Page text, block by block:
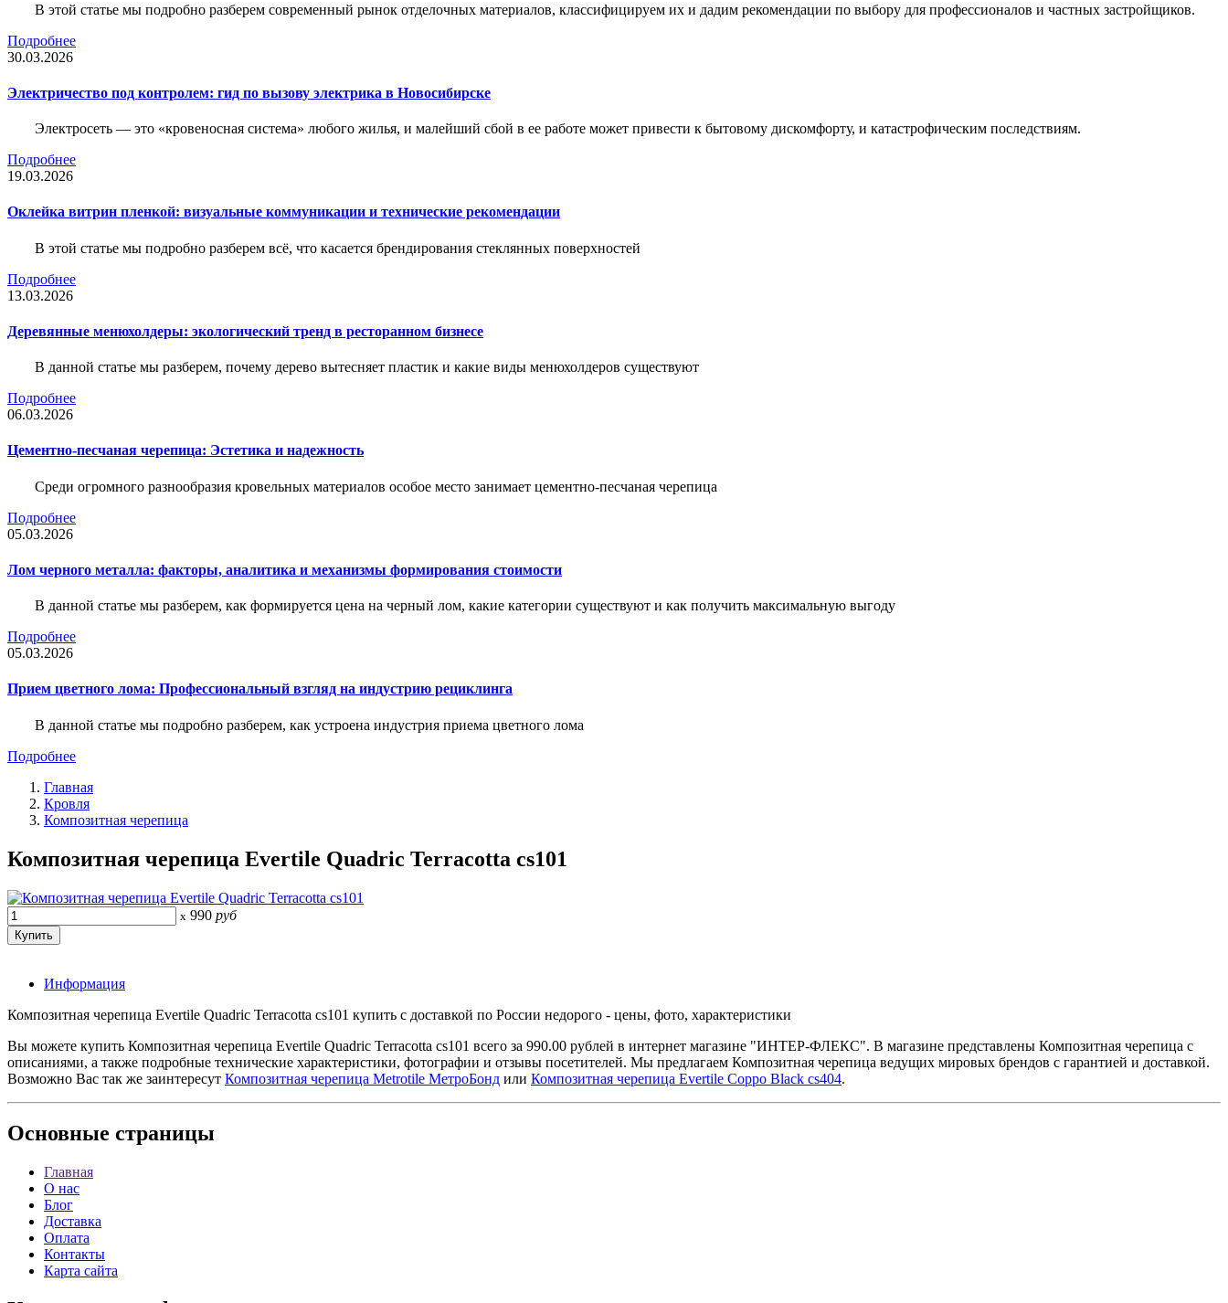
В этой статье мы подробно разберем современный рынок отделочных материалов, классифицируем их и дадим рекомендации по выбору для профессионалов и частных застройщиков.
Подробнее
30.03.2026
Электричество под контролем: гид по вызову электрика в Новосибирске
Электросеть — это «кровеносная система» любого жилья, и малейший сбой в ее работе может привести к бытовому дискомфорту, и катастрофическим последствиям.
Подробнее
19.03.2026
Оклейка витрин пленкой: визуальные коммуникации и технические рекомендации
В этой статье мы подробно разберем всё, что касается брендирования стеклянных поверхностей
Подробнее
13.03.2026
Деревянные менюхолдеры: экологический тренд в ресторанном бизнесе
В данной статье мы разберем, почему дерево вытесняет пластик и какие виды менюхолдеров существуют
Подробнее
06.03.2026
Цементно-песчаная черепица: Эстетика и надежность
Среди огромного разнообразия кровельных материалов особое место занимает цементно-песчаная черепица
Подробнее
05.03.2026
Лом черного металла: факторы, аналитика и механизмы формирования стоимости
В данной статье мы разберем, как формируется цена на черный лом, какие категории существуют и как получить максимальную выгоду
Подробнее
05.03.2026
Прием цветного лома: Профессиональный взгляд на индустрию рециклинга
В данной статье мы подробно разберем, как устроена индустрия приема цветного лома
Подробнее
Главная
Кровля
Композитная черепица
Композитная черепица Evertile Quadric Terracotta cs101
x 990 руб
Информация
Композитная черепица Evertile Quadric Terracotta cs101 купить с доставкой по России недорого - цены, фото, характеристики
Вы можете купить Композитная черепица Evertile Quadric Terracotta cs101 всего за 990.00 рублей в интернет магазине "ИНТЕР-ФЛЕКС". В магазине представлены Композитная черепица с
описаниями, а также подробные технические характеристики, фотографии и отзывы посетителей. Мы предлагаем Композитная черепица ведущих мировых брендов с гарантией и доставкой.
Возможно Вас так же заинтересут Композитная черепица Metrotile МетроБонд или Композитная черепица Evertile Coppo Black cs404.
Основные страницы
Главная
О нас
Блог
Доставка
Оплата
Контакты
Карта сайта